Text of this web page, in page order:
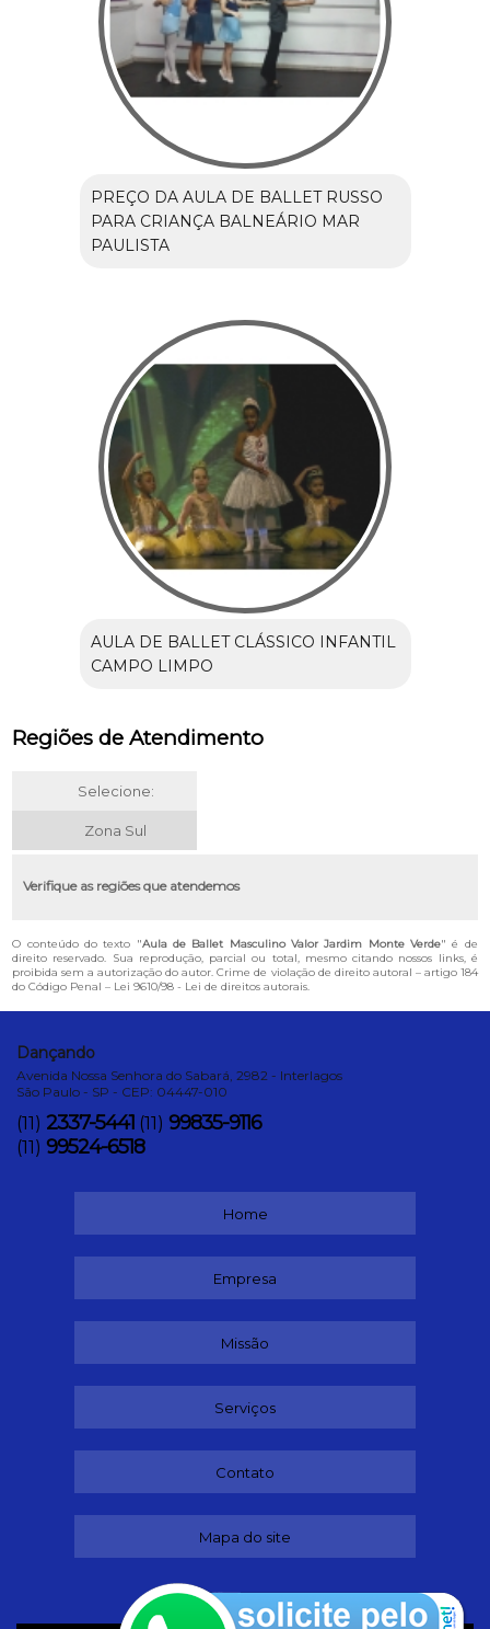
PREÇO DA AULA DE BALLET RUSSO
PARA CRIANÇA BALNEÁRIO MAR
PAULISTA
AULA DE BALLET CLÁSSICO INFANTIL
CAMPO LIMPO
Regiões de Atendimento
Selecione:
Zona Sul
Verifique as regiões que atendemos
O conteúdo do texto "Aula de Ballet Masculino Valor Jardim Monte Verde" é de
direito reservado. Sua reprodução, parcial ou total, mesmo citando nossos links, é
proibida sem a autorização do autor. Crime de violação de direito autoral – artigo 184
do Código Penal – Lei 9610/98 - Lei de direitos autorais.
Dançando
Avenida Nossa Senhora do Sabará, 2982 - Interlagos
São Paulo - SP - CEP: 04447-010
(11) 2337-5441 (11) 99835-9116
(11) 99524-6518
Home
Empresa
Missão
Serviços
Contato
Mapa do site